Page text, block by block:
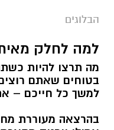
הבלוגים
למה לחלק
מה תרצו להיות
בטוחים שאתם
למשך כל חייכם –
בהרצאה מעוררת